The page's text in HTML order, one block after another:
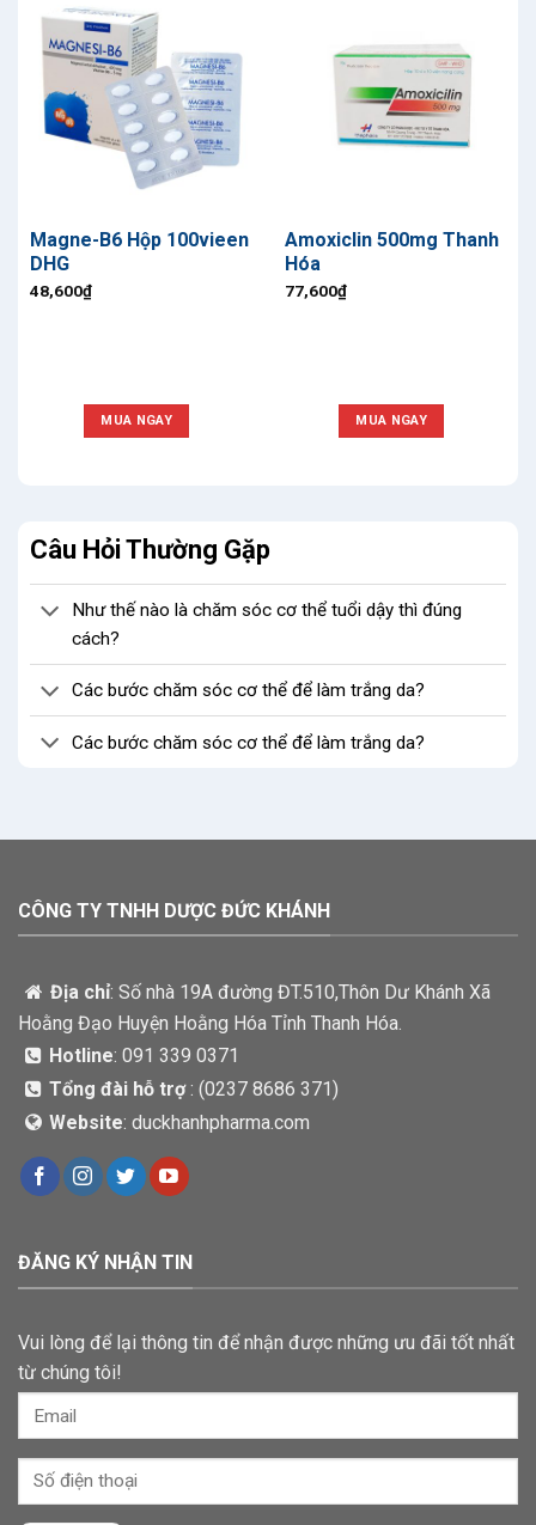
Magne-B6 Hộp 100vieen
DHG
48,600₫
MUA NGAY
Amoxiclin 500mg Thanh
Hóa
77,600₫
MUA NGAY
Câu Hỏi Thường Gặp
Như thế nào là chăm sóc cơ thể tuổi dậy thì đúng
cách?
Các bước chăm sóc cơ thể để làm trắng da?
Các bước chăm sóc cơ thể để làm trắng da?
CÔNG TY TNHH DƯỢC ĐỨC KHÁNH
Địa chỉ: Số nhà 19A đường ĐT.510,Thôn Dư Khánh Xã
Hoằng Đạo Huyện Hoằng Hóa Tỉnh Thanh Hóa.
Hotline: 091 339 0371
Tổng đài hỗ trợ: (0237 8686 371)
Website: duckhanhpharma.com
ĐĂNG KÝ NHẬN TIN
Vui lòng để lại thông tin để nhận được những ưu đãi tốt nhất
từ chúng tôi!